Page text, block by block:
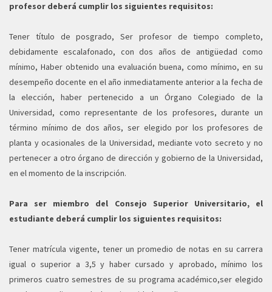
profesor deberá cumplir los siguientes requisitos:
Tener título de posgrado, Ser profesor de tiempo completo,
debidamente escalafonado, con dos años de antigüedad como
mínimo, Haber obtenido una evaluación buena, como mínimo, en su
desempeño docente en el año inmediatamente anterior a la fecha de
la elección, haber pertenecido a un Órgano Colegiado de la
Universidad, como representante de los profesores, durante un
término mínimo de dos años, ser elegido por los profesores de
planta y ocasionales de la Universidad, mediante voto secreto y no
pertenecer a otro órgano de dirección y gobierno de la Universidad,
en el momento de la inscripción.
Para ser miembro del Consejo Superior Universitario, el
estudiante deberá cumplir los siguientes requisitos:
Tener matrícula vigente, tener un promedio de notas en su carrera
igual o superior a 3,5 y haber cursado y aprobado, mínimo los
primeros cuatro semestres de su programa académico,ser elegido